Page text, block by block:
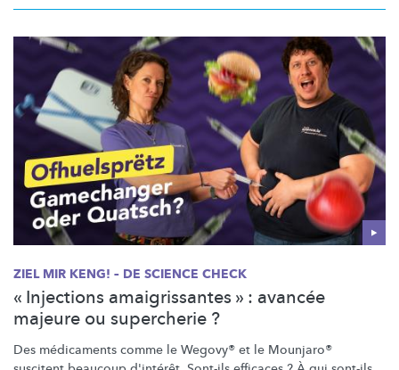
ZIEL MIR KENG! – DE SCIENCE CHECK
« Injections amaigrissantes » : avancée
majeure ou supercherie ?
Des médicaments comme le Wegovy® et le Mounjaro®